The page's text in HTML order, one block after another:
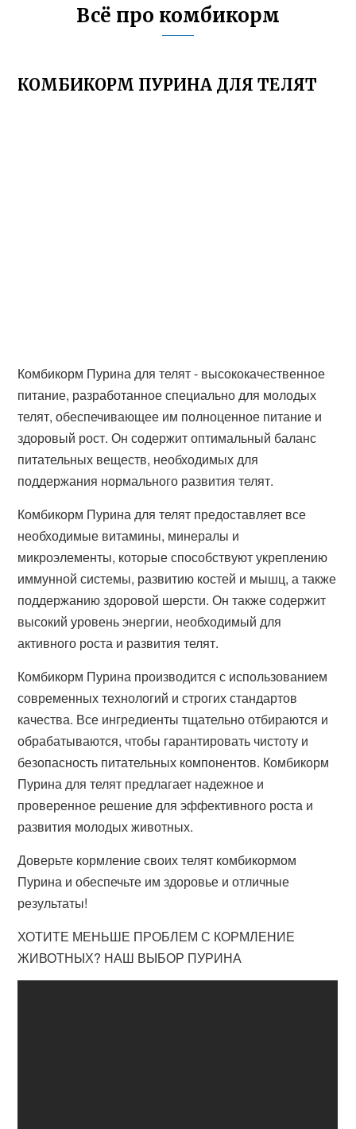
Всё про комбикорм
КОМБИКОРМ ПУРИНА ДЛЯ ТЕЛЯТ
Комбикорм Пурина для телят - высококачественное
питание, разработанное специально для молодых
телят, обеспечивающее им полноценное питание и
здоровый рост. Он содержит оптимальный баланс
питательных веществ, необходимых для
поддержания нормального развития телят.
Комбикорм Пурина для телят предоставляет все
необходимые витамины, минералы и
микроэлементы, которые способствуют укреплению
иммунной системы, развитию костей и мышц, а также
поддержанию здоровой шерсти. Он также содержит
высокий уровень энергии, необходимый для
активного роста и развития телят.
Комбикорм Пурина производится с использованием
современных технологий и строгих стандартов
качества. Все ингредиенты тщательно отбираются и
обрабатываются, чтобы гарантировать чистоту и
безопасность питательных компонентов. Комбикорм
Пурина для телят предлагает надежное и
проверенное решение для эффективного роста и
развития молодых животных.
Доверьте кормление своих телят комбикормом
Пурина и обеспечьте им здоровье и отличные
результаты!
ХОТИТЕ МЕНЬШЕ ПРОБЛЕМ С КОРМЛЕНИЕ
ЖИВОТНЫХ? НАШ ВЫБОР ПУРИНА